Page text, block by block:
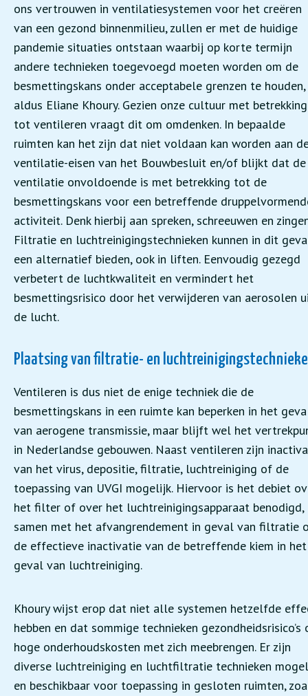
ons vertrouwen in ventilatiesystemen voor het creëren
van een gezond binnenmilieu, zullen er met de huidige
pandemie situaties ontstaan waarbij op korte termijn
andere technieken toegevoegd moeten worden om de
besmettingskans onder acceptabele grenzen te houden,
aldus Eliane Khoury. Gezien onze cultuur met betrekking
tot ventileren vraagt dit om omdenken. In bepaalde
ruimten kan het zijn dat niet voldaan kan worden aan
ventilatie-eisen van het Bouwbesluit en/of blijkt dat de
ventilatie onvoldoende is met betrekking tot de
besmettingskans voor een betreffende
activiteit. Denk hierbij aan spreken, schreeuwen en
Filtratie en luchtreinigingstechnieken kunnen in dit
een alternatief bieden, ook in liften. Eenvoudig gezegd
verbetert de luchtkwaliteit en vermindert het
besmettingsrisico door het verwijderen van aerosolen
de lucht.
Plaatsing van filtratie- en
Ventileren is dus niet de enige techniek die de
besmettingskans in een ruimte kan beperken in het
van aerogene transmissie, maar blijft wel het
in Nederlandse gebouwen. Naast ventileren zijn
van het virus, depositie, filtratie, luchtreiniging of de
toepassing van UVGI mogelijk. Hiervoor is het debiet
het filter of over het luchtreinigingsapparaat benodigd,
samen met het afvangrendement in geval van filtratie
de effectieve inactivatie van de betreffende kiem in het
geval van luchtreiniging.
Khoury wijst erop dat niet alle systemen hetzelfde
hebben en dat sommige technieken gezondheidsrisico’s
hoge onderhoudskosten met zich meebrengen. Er zijn
diverse luchtreiniging en luchtfiltratie technieken
en beschikbaar voor toepassing in gesloten ruimten,